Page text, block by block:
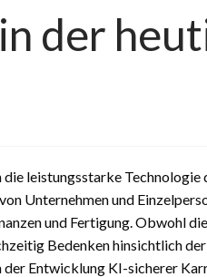
der
leistungsstarke
Unternehmen und
und Fertigung. Obwohl
Bedenken hinsichtlich
der Entwicklung KI-sicherer